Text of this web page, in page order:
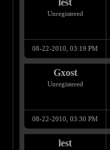
lest
Unregistered
08-22-2010, 03:19 PM
Gxost
Unregistered
08-22-2010, 03:30 PM
lest